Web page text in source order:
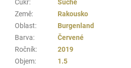
Cukr:
Suché
Země:
Rakousko
Oblast:
Burgenland
Barva:
Červené
Ročník:
2019
Objem:
1.5